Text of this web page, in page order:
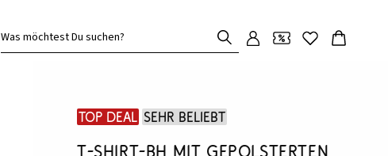
Was möchtest Du suchen?
Top Deal Sehr beliebt
T-Shirt-BH mit gepolsterten